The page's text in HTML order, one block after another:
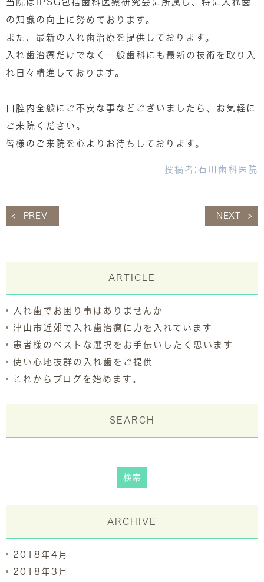
当院はIPSG包括歯科医療研究会に所属し、特に入れ歯
の知識の向上に努めております。
また、最新の入れ歯治療を提供しております。
入れ歯治療だけでなく一般歯科にも最新の技術を取り入
れ日々精進しております。
口腔内全般にご不安な事などございましたら、お気軽に
ご来院ください。
皆様のご来院を心よりお待ちしております。
投稿者: 石川歯科医院
PREV NEXT
ARTICLE
入れ歯でお困り事はありませんか
津山市近郊で入れ歯治療に力を入れています
患者様のベストな選択をお手伝いしたく思います
使い心地抜群の入れ歯をご提供
これからブログを始めます。
SEARCH
ARCHIVE
2018年4月
2018年3月